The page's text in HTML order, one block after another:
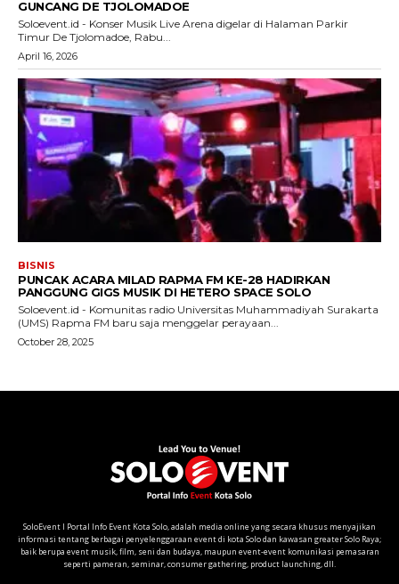
SoloEvent I Portal Info Event Kota Solo, adalah media online yang secara khusus menyajikan
informasi tentang berbagai penyelenggaraan event di kota Solo dan kawasan greater Solo Raya;
baik berupa event musik, film, seni dan budaya, maupun event-event komunikasi pemasaran
seperti pameran, seminar, consumer gathering, product launching, dll.